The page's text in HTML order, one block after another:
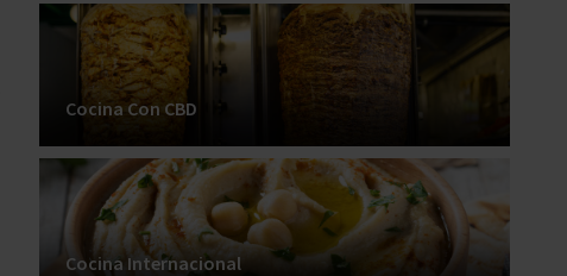
Cocina Con CBD
Cocina Internacional